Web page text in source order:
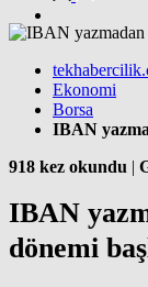
Ekonomi
Borsa
IBAN
918 kez okundu |
IBAN
dönemi